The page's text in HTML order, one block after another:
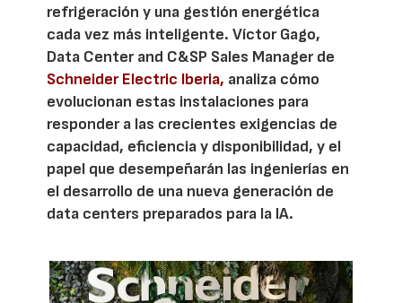
refrigeración y una gestión energética
cada vez más inteligente. Víctor Gago,
Data Center and C&SP Sales Manager de
Schneider Electric Iberia, analiza cómo
evolucionan estas instalaciones para
responder a las crecientes exigencias de
capacidad, eficiencia y disponibilidad, y el
papel que desempeñarán las ingenierías en
el desarrollo de una nueva generación de
data centers preparados para la IA.